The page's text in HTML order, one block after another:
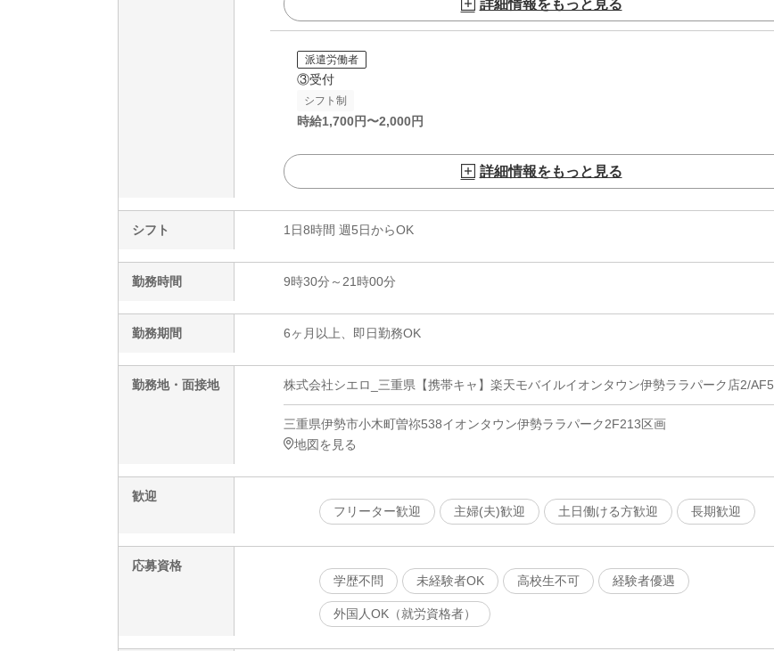
詳細情報をもっと見る
派遣労働者
③受付
シフト制
時給1,700円〜2,000円
詳細情報をもっと見る
シフト 1日8時間 週5日からOK
勤務時間 9時30分～21時00分
勤務期間 6ヶ月以上、即日勤務OK
勤務地・面接地 株式会社シエロ_三重県【携帯キャ】楽天モバイルイオンタウン伊勢ララパーク店2/AF5
三重県伊勢市小木町曽祢538イオンタウン伊勢ララパーク2F213区画
地図を見る
歓迎
フリーター歓迎
主婦(夫)歓迎 土日働ける方歓迎 長期歓迎
応募資格
学歴不問
未経験者OK 高校生不可 経験者優遇
外国人OK（就労資格者）